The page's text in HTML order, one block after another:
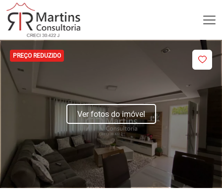
PREÇO REDUZIDO
Ver fotos do imóvel